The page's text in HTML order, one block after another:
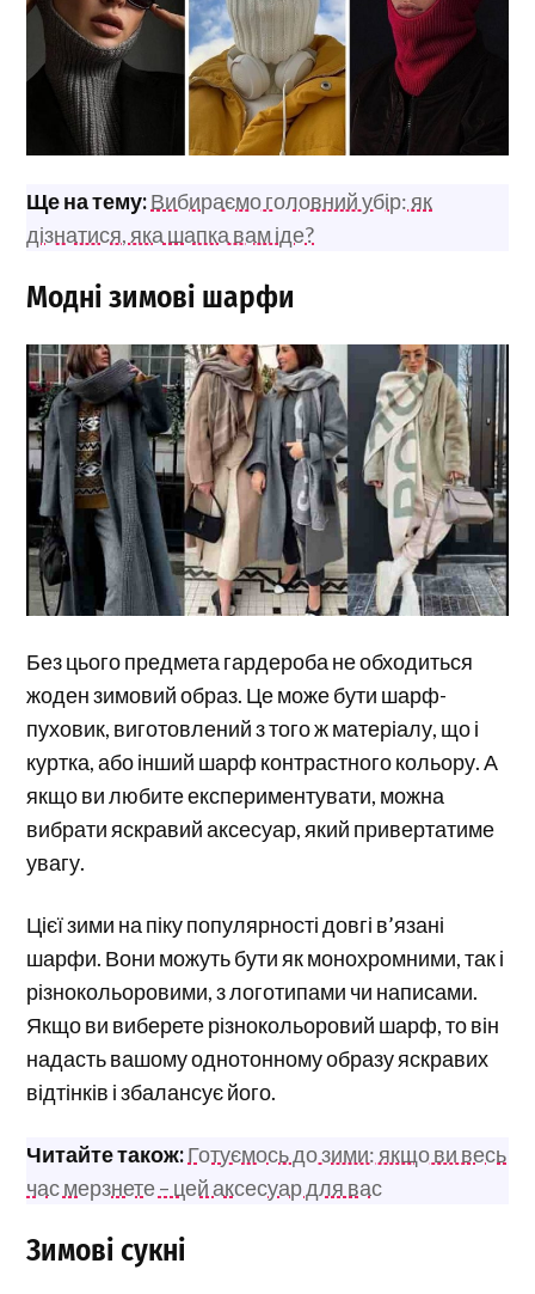
Ще на тему:Вибираємо головний убір: як
дізнатися, яка шапка вам іде?
Модні зимові шарфи
Без цього предмета гардероба не обходиться
жоден зимовий образ. Це може бути шарф-
пуховик, виготовлений з того ж матеріалу, що і
куртка, або інший шарф контрастного кольору. А
якщо ви любите експериментувати, можна
вибрати яскравий аксесуар, який привертатиме
увагу.
Цієї зими на піку популярності довгі в’язані
шарфи. Вони можуть бути як монохромними, так і
різнокольоровими, з логотипами чи написами.
Якщо ви виберете різнокольоровий шарф, то він
надасть вашому однотонному образу яскравих
відтінків і збалансує його.
Читайте також:Готуємось до зими: якщо ви весь
час мерзнете – цей аксесуар для вас
Зимові сукні